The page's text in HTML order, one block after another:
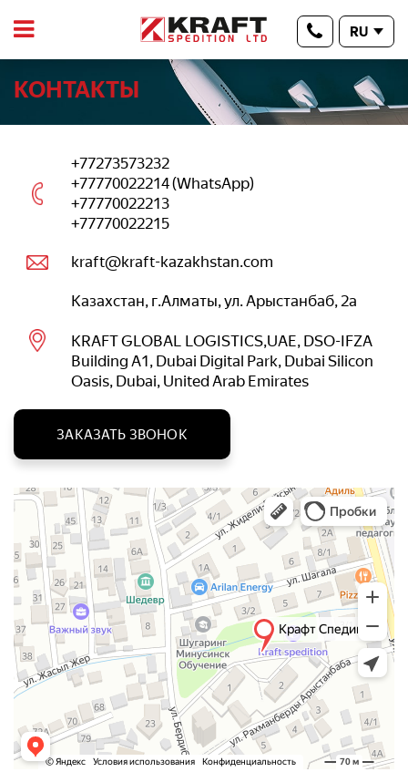
RU
КОНТАКТЫ
+77273573232
+77770022214 (WhatsApp)
+77770022213
+77770022215
kraft@kraft-kazakhstan.com
Казахстан, г.Алматы, ул. Арыстанбаб, 2а
KRAFT GLOBAL LOGISTICS,UAE, DSO-IFZA
Building A1, Dubai Digital Park, Dubai Silicon
Oasis, Dubai, United Arab Emirates
ЗАКАЗАТЬ ЗВОНОК